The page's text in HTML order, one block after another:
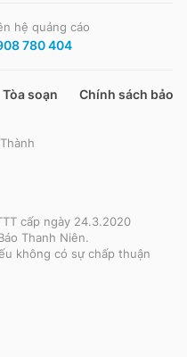
hệ quảng cáo
780 404
Tòa soạn Chính sách bảo
cấp ngày 24.3.2020
Thanh Niên.
không có sự chấp thuận